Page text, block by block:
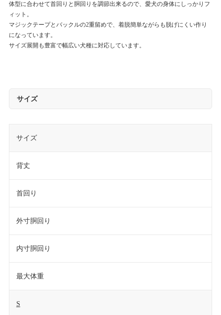
体型に合わせて首回りと胴回りを調節出来るので、愛犬の身体にしっかりフ
ィット。
マジックテープとバックルの2重留めで、着脱簡単ながらも脱げにくい作り
になっています。
サイズ展開も豊富で幅広い犬種に対応しています。
サイズ
サイズ
背丈
首回り
外寸胴回り
内寸胴回り
最大体重
S